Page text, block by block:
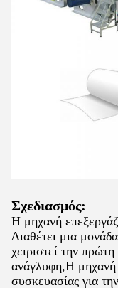
Σχεδιασμός:
Η μηχανή
Διαθέτει μια
χειριστεί την
ανάγλυφη,Η μηχανή
συσκευασίας για